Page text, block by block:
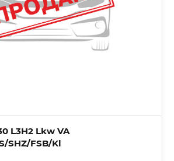
L3H2 Lkw VA
SHZ/FSB/Kl